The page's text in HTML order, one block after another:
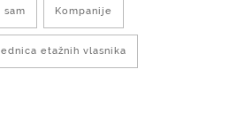
sam Kompanije
etažnih vlasnika